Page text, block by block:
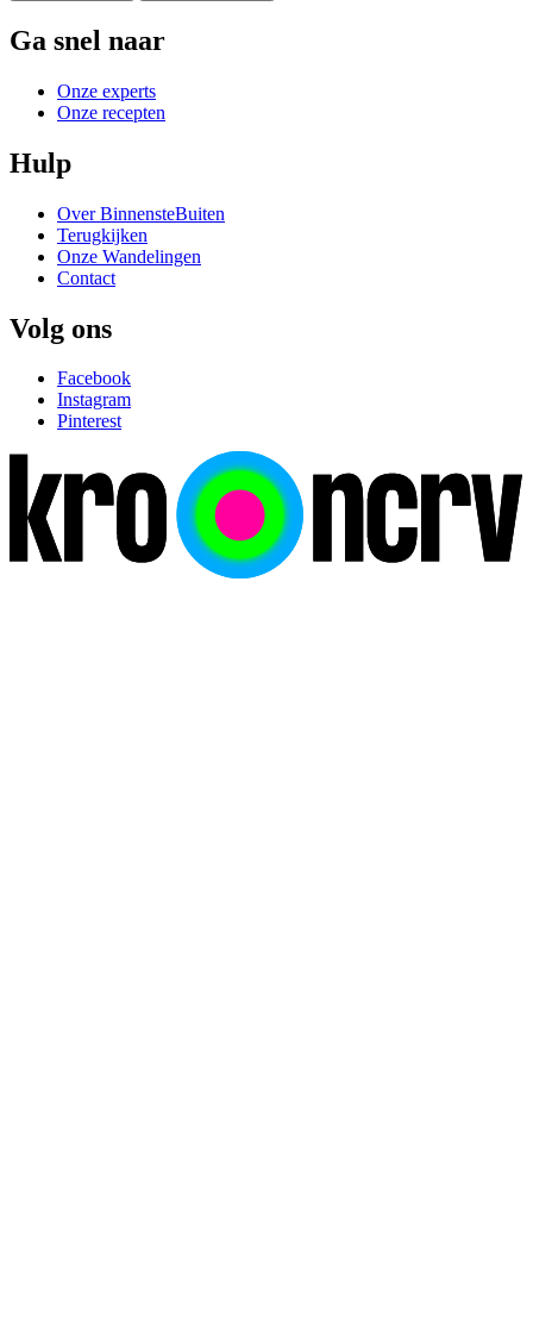
Ga snel naar
Onze experts
Onze recepten
Hulp
Over BinnensteBuiten
Terugkijken
Onze Wandelingen
Contact
Volg ons
Facebook
Instagram
Pinterest